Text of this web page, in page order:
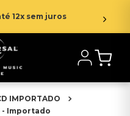
12x sem juros
IMPORTADO
- Importado